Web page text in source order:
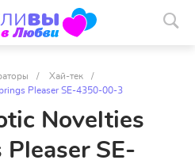
/ Хай-тек
/
Pleaser SE-4350-00-3
Novelties
Pleaser SE-